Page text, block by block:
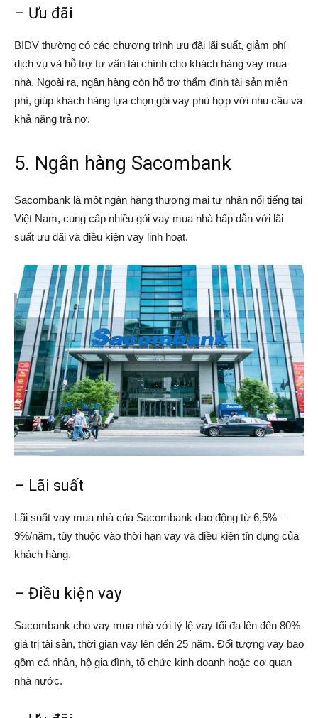
– Ưu đãi
BIDV thường có các chương trình ưu đãi lãi suất, giảm phí
dịch vụ và hỗ trợ tư vấn tài chính cho khách hàng vay mua
nhà. Ngoài ra, ngân hàng còn hỗ trợ thẩm định tài sản miễn
phí, giúp khách hàng lựa chọn gói vay phù hợp với nhu cầu và
khả năng trả nợ.
5. Ngân hàng Sacombank
Sacombank là một ngân hàng thương mại tư nhân nổi tiếng tại
Việt Nam, cung cấp nhiều gói vay mua nhà hấp dẫn với lãi
suất ưu đãi và điều kiện vay linh hoạt.
– Lãi suất
Lãi suất vay mua nhà của Sacombank dao động từ 6,5% –
9%/năm, tùy thuộc vào thời hạn vay và điều kiện tín dụng của
khách hàng.
– Điều kiện vay
Sacombank cho vay mua nhà với tỷ lệ vay tối đa lên đến 80%
giá trị tài sản, thời gian vay lên đến 25 năm. Đối tượng vay bao
gồm cá nhân, hộ gia đình, tổ chức kinh doanh hoặc cơ quan
nhà nước.